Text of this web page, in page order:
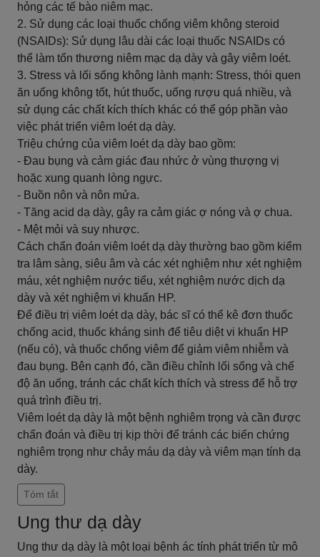
hỏng các tế bào niêm mạc.
2. Sử dụng các loại thuốc chống viêm không steroid
(NSAIDs): Sử dụng lâu dài các loại thuốc NSAIDs có
thể làm tổn thương niêm mạc dạ dày và gây viêm loét.
3. Stress và lối sống không lành mạnh: Stress, thói quen
ăn uống không tốt, hút thuốc, uống rượu quá nhiều, và
sử dụng các chất kích thích khác có thể góp phần vào
việc phát triển viêm loét dạ dày.
Triệu chứng của viêm loét dạ dày bao gồm:
- Đau bụng và cảm giác đau nhức ở vùng thượng vị
hoặc xung quanh lòng ngực.
- Buồn nôn và nôn mửa.
- Tăng acid dạ dày, gây ra cảm giác ợ nóng và ợ chua.
- Mệt mỏi và suy nhược.
Cách chẩn đoán viêm loét dạ dày thường bao gồm kiểm
tra lâm sàng, siêu âm và các xét nghiệm như xét nghiệm
máu, xét nghiệm nước tiểu, xét nghiệm nước dịch dạ
dày và xét nghiệm vi khuẩn HP.
Để điều trị viêm loét dạ dày, bác sĩ có thể kê đơn thuốc
chống acid, thuốc kháng sinh để tiêu diệt vi khuẩn HP
(nếu có), và thuốc chống viêm để giảm viêm nhiễm và
đau bụng. Bên cạnh đó, cần điều chỉnh lối sống và chế
độ ăn uống, tránh các chất kích thích và stress để hỗ trợ
quá trình điều trị.
Viêm loét dạ dày là một bệnh nghiêm trọng và cần được
chẩn đoán và điều trị kịp thời để tránh các biến chứng
nghiêm trọng như chảy máu dạ dày và viêm mạn tính dạ
dày.
Tóm tắt
Ung thư dạ dày
Ung thư dạ dày là một loại bệnh ác tính phát triển từ mô